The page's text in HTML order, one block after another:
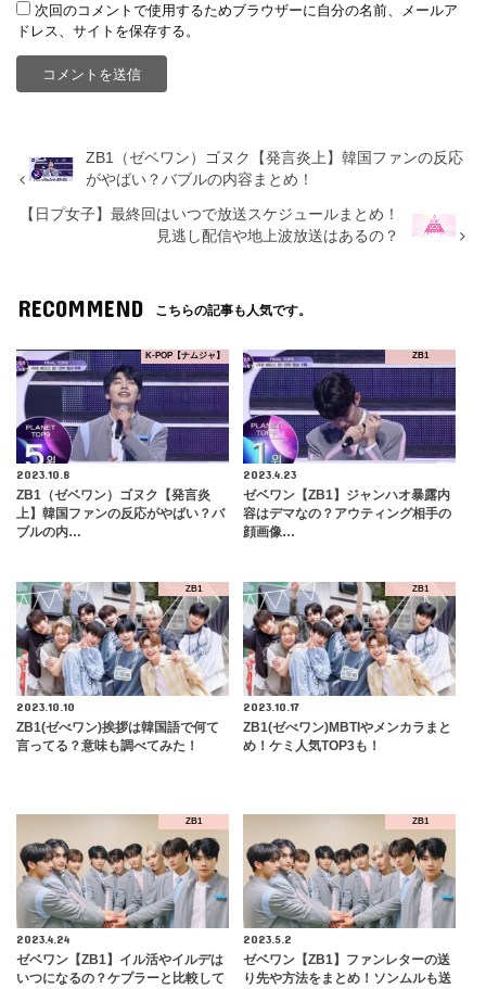
次回のコメントで使用するためブラウザーに自分の名前、メールア
ドレス、サイトを保存する。
ZB1（ゼベワン）ゴヌク【発言炎上】韓国ファンの反応
がやばい？バブルの内容まとめ！
【日プ女子】最終回はいつで放送スケジュールまとめ！
見逃し配信や地上波放送はあるの？
RECOMMEND こちらの記事も人気です。
K-POP【ナムジャ】
2023.10.8
ZB1（ゼベワン）ゴヌク【発言炎
上】韓国ファンの反応がやばい？バ
ブルの内…
ZB1
2023.4.23
ゼベワン【ZB1】ジャンハオ暴露内
容はデマなの？アウティング相手の
顔画像…
ZB1
2023.10.10
ZB1(ゼべワン)挨拶は韓国語で何て
言ってる？意味も調べてみた！
ZB1
2023.10.17
ZB1(ゼべワン)MBTIやメンカラまと
め！ケミ人気TOP3も！
ZB1
2023.4.24
ゼベワン【ZB1】イル活やイルデは
いつになるの？ケプラーと比較して
ZB1
2023.5.2
ゼベワン【ZB1】ファンレターの送
り先や方法をまとめ！ソンムルも送